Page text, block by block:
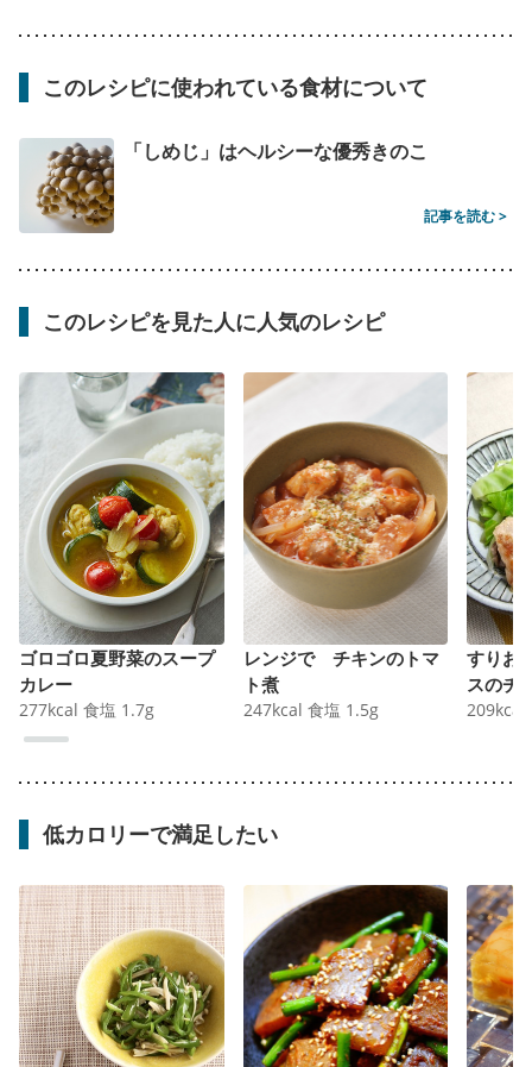
このレシピに使われている食材について
「しめじ」はヘルシーな優秀きのこ
記事を読む >
このレシピを見た人に人気のレシピ
ゴロゴロ夏野菜のスープ
カレー
277kcal 食塩 1.7g
レンジで チキンのトマ
ト煮
247kcal 食塩 1.5g
すりお
スのチ
209kcal
低カロリーで満足したい